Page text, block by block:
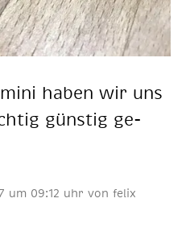
ha­ben wir uns
güns­tig ge­
um 09:12 uhr von felix